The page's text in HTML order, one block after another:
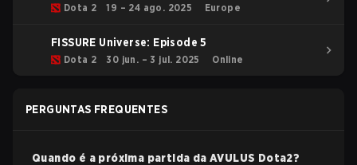
Dota 2 19 – 24 ago. 2025 Europe
FISSURE Universe: Episode 5
Dota 2 30 jun. – 3 jul. 2025 Online
PERGUNTAS FREQUENTES
Quando é a próxima partida da AVULUS Dota2?